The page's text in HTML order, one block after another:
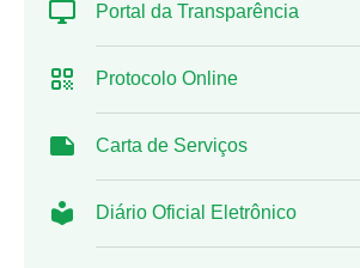
Portal da Transparência
Protocolo Online
Carta de Serviços
Diário Oficial Eletrônico